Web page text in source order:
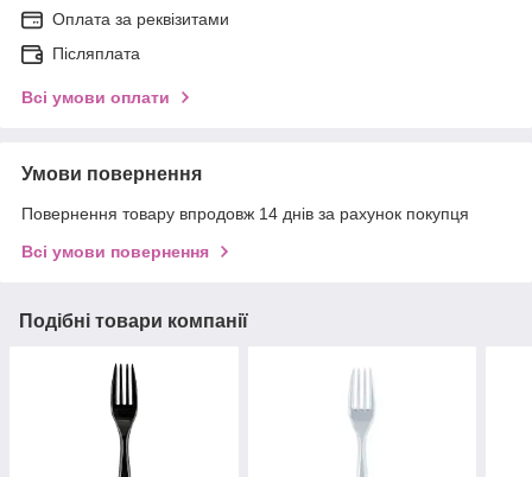
Оплата за реквізитами
Післяплата
Всі умови оплати
Умови повернення
Повернення товару впродовж 14 днів за рахунок покупця
Всі умови повернення
Подібні товари компанії